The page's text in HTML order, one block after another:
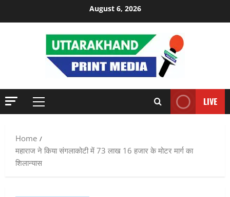
August 6, 2026
Primary
LIVE
Home
महाराज ने किया संगलाकोटी में 73 लाख 16 हजार के मोटर मार्ग का
शिलान्यास